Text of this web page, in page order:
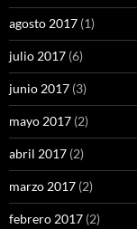
agosto 2017 (1)
julio 2017 (6)
junio 2017 (3)
mayo 2017 (2)
abril 2017 (2)
marzo 2017 (2)
febrero 2017 (2)